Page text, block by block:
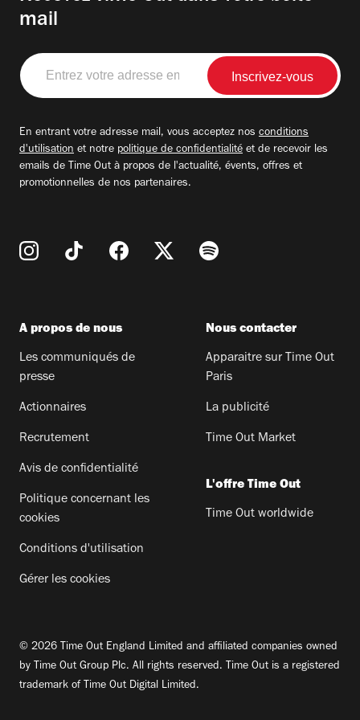
mail
Entrez
votre
adresse
En entrant votre adresse mail, vous acceptez nos conditions
d'utilisation et notre politique de confidentialité et de recevoir les
emails de Time Out à propos de l'actualité, évents, offres et
promotionnelles de nos partenaires.
A propos de nous
Les communiqués de
presse
Actionnaires
Recrutement
Avis de confidentialité
Politique concernant les
cookies
Conditions d'utilisation
Gérer les cookies
Nous contacter
Apparaitre sur Time Out
Paris
La publicité
Time Out Market
L'offre Time Out
Time Out worldwide
© 2026 Time Out England Limited and affiliated companies owned
by Time Out Group Plc. All rights reserved. Time Out is a registered
trademark of Time Out Digital Limited.